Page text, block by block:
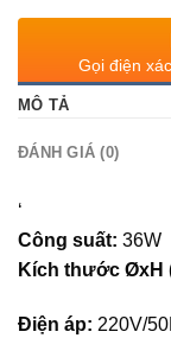
Gọi điện
MÔ TẢ
ĐÁNH GIÁ (0)
‘
Công suất: 36W
Kích thước ØxH
Điện áp: 220V/